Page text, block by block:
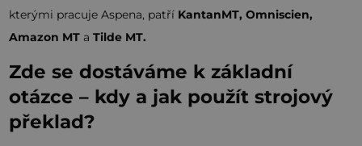
kterými pracuje Aspena, patří KantanMT, Omniscien,
Amazon MT a Tilde MT.
Zde se dostáváme k základní
otázce – kdy a jak použít strojový
překlad?